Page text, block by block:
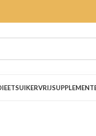
SUIKERVRIJ